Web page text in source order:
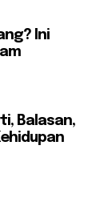
Ini
Balasan,